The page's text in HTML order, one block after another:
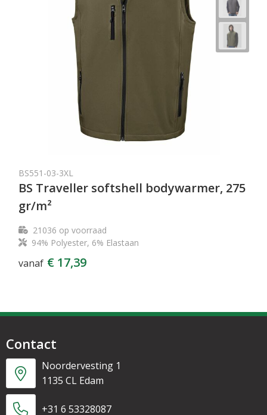
BS551-03-3XL
BS Traveller softshell bodywarmer, 275
gr/m²
21036 op voorraad
94% Polyester, 6% Elastaan
vanaf € 17,39
Contact
Noordervesting 1
1135 CL Edam
+31 6 53328087